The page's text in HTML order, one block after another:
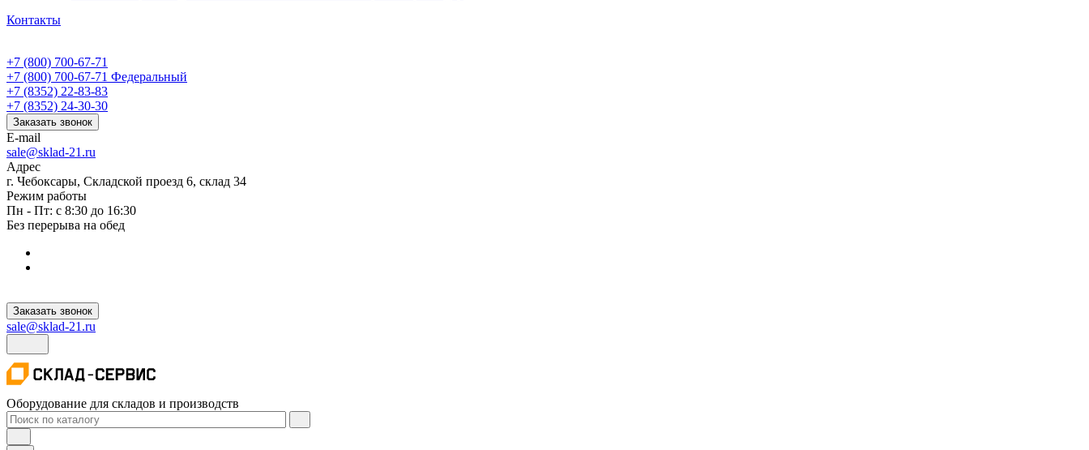
Контакты
+7 (800) 700-67-71
+7 (800) 700-67-71 Федеральный
+7 (8352) 22-83-83
+7 (8352) 24-30-30
Заказать звонок
E-mail
sale@sklad-21.ru
Адрес
г. Чебоксары, Складской проезд 6, склад 34
Режим работы
Пн - Пт: с 8:30 до 16:30
Без перерыва на обед
Заказать звонок
sale@sklad-21.ru
Оборудование для складов и производств